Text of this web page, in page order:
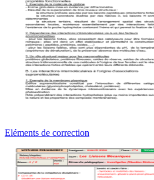
Eléments de correction